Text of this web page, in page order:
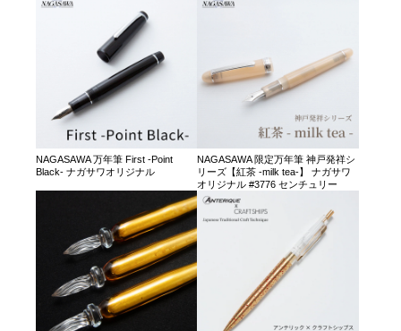
NAGASAWA 万年筆 First -Point
Black- ナガサワオリジナル
NAGASAWA 限定万年筆 神戸発祥シ
リーズ【紅茶 -milk tea-】 ナガサワ
オリジナル #3776 センチュリー